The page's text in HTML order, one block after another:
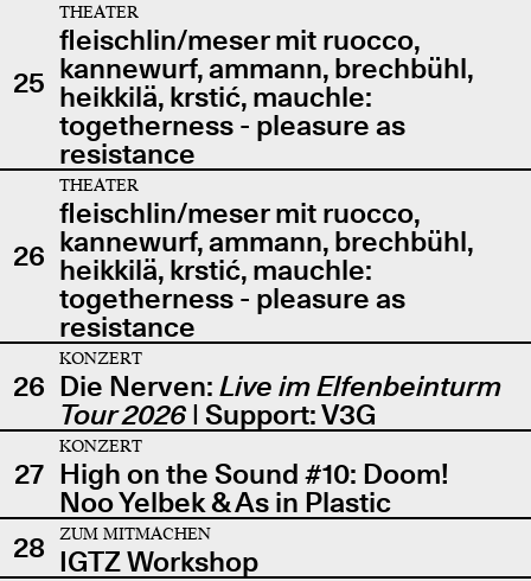
25
THEATER
fleischlin/meser mit ruocco,
kannewurf, ammann, brechbühl,
heikkilä, krstić, mauchle:
togetherness - pleasure as
resistance
26
THEATER
fleischlin/meser mit ruocco,
kannewurf, ammann, brechbühl,
heikkilä, krstić, mauchle:
togetherness - pleasure as
resistance
26
KONZERT
Die Nerven: Live im Elfenbeinturm
Tour 2026| Support: V3G
27
KONZERT
High on the Sound #10: Doom!
Noo Yelbek & As in Plastic
28
ZUM MITMACHEN
IGTZ Workshop